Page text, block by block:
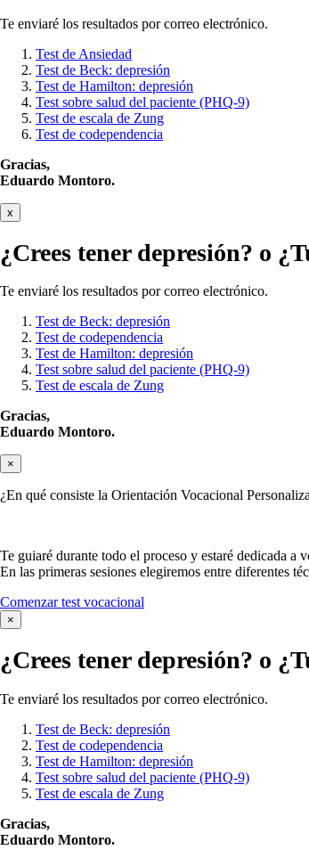
Te enviaré los resultados por correo electrónico.
Test de Ansiedad
Test de Beck: depresión
Test de Hamilton: depresión
Test sobre salud del paciente (PHQ-9)
Test de escala de Zung
Test de codependencia
Gracias,
Eduardo Montoro.
x
¿Crees tener depresión? o
Te enviaré los resultados por correo electrónico.
Test de Beck: depresión
Test de codependencia
Test de Hamilton: depresión
Test sobre salud del paciente (PHQ-9)
Test de escala de Zung
Gracias,
Eduardo Montoro.
×
¿En qué consiste la Orientación Vocacional
Te guiaré durante todo el proceso y estaré dedicada a
En las primeras sesiones elegiremos entre diferentes
Comenzar test vocacional
×
¿Crees tener depresión? o
Te enviaré los resultados por correo electrónico.
Test de Beck: depresión
Test de codependencia
Test de Hamilton: depresión
Test sobre salud del paciente (PHQ-9)
Test de escala de Zung
Gracias,
Eduardo Montoro.